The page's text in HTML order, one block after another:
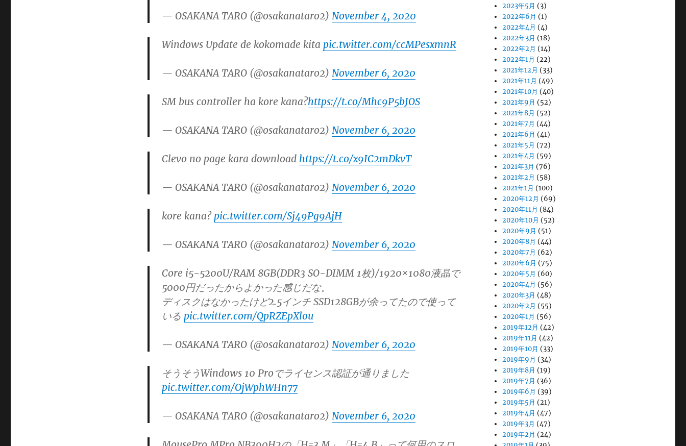
— OSAKANA TARO (@osakanataro2) November 4, 2020
Windows Update de kokomade kita pic.twitter.com/ccMPesxmnR
— OSAKANA TARO (@osakanataro2) November 6, 2020
SM bus controller ha kore kana?https://t.co/Mhc9P5bJOS
— OSAKANA TARO (@osakanataro2) November 6, 2020
Clevo no page kara download https://t.co/x9IC2mDkvT
— OSAKANA TARO (@osakanataro2) November 6, 2020
kore kana? pic.twitter.com/Sj49Pg9AjH
— OSAKANA TARO (@osakanataro2) November 6, 2020
Core i5-5200U/RAM 8GB(DDR3 SO-DIMM 1枚)/1920×1080液晶で
5000円だったからよかった感じだな。
ディスクはなかったけど2.5インチ SSD128GBが余ってたので使って
いる pic.twitter.com/QpRZEpXlou
— OSAKANA TARO (@osakanataro2) November 6, 2020
そうそうWindows 10 Proでライセンス認証が通りました
pic.twitter.com/OjWphWHn77
— OSAKANA TARO (@osakanataro2) November 6, 2020
2023年5月 (3)
2022年6月 (1)
2022年4月 (4)
2022年3月 (18)
2022年2月 (14)
2022年1月 (22)
2021年12月 (33)
2021年11月 (49)
2021年10月 (40)
2021年9月 (52)
2021年8月 (52)
2021年7月 (44)
2021年6月 (41)
2021年5月 (72)
2021年4月 (59)
2021年3月 (76)
2021年2月 (58)
2021年1月 (100)
2020年12月 (69)
2020年11月 (84)
2020年10月 (52)
2020年9月 (51)
2020年8月 (44)
2020年7月 (62)
2020年6月 (75)
2020年5月 (60)
2020年4月 (56)
2020年3月 (48)
2020年2月 (55)
2020年1月 (56)
2019年12月 (42)
2019年11月 (42)
2019年10月 (33)
2019年9月 (34)
2019年8月 (19)
2019年7月 (36)
2019年6月 (39)
2019年5月 (21)
2019年4月 (47)
2019年3月 (47)
2019年2月 (24)